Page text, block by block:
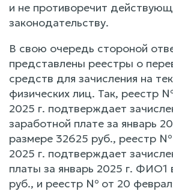
и не противоречит
законодательству.
В свою очередь стороной
представлены реестры о
средств для зачисления на
физических лиц. Так, реестр
2025 г. подтверждает
заработной плате за январь
размере 32625 руб., реестр
2025 г. подтверждает
платы за январь 2025 г. ФИО1
руб., и реестр № от 20